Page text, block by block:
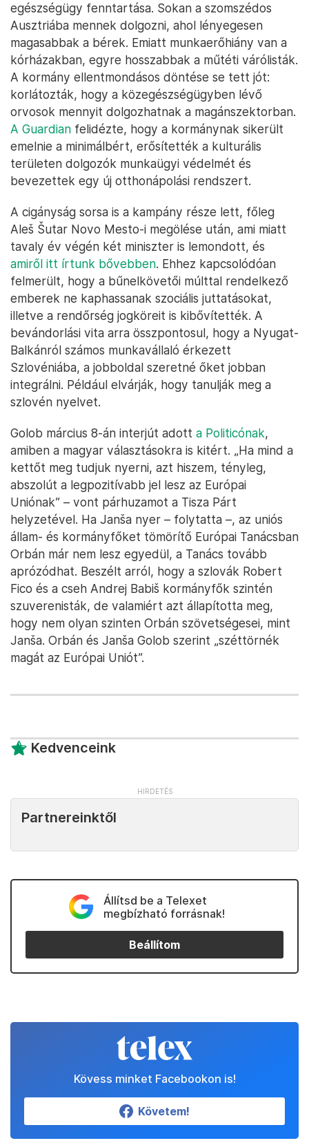
egészségügy fenntartása. Sokan a szomszédos
Ausztriába mennek dolgozni, ahol lényegesen
magasabbak a bérek. Emiatt munkaerőhiány van a
kórházakban, egyre hosszabbak a műtéti várólisták.
A kormány ellentmondásos döntése se tett jót:
korlátozták, hogy a közegészségügyben lévő
orvosok mennyit dolgozhatnak a magánszektorban.
A Guardian felidézte, hogy a kormánynak sikerült
emelnie a minimálbért, erősítették a kulturális
területen dolgozók munkaügyi védelmét és
bevezettek egy új otthonápolási rendszert.
A cigányság sorsa is a kampány része lett, főleg
Aleš Šutar Novo Mesto-i megölése után, ami miatt
tavaly év végén két miniszter is lemondott, és
amiről itt írtunk bővebben. Ehhez kapcsolódóan
felmerült, hogy a bűnelkövetői múlttal rendelkező
emberek ne kaphassanak szociális juttatásokat,
illetve a rendőrség jogköreit is kibővítették. A
bevándorlási vita arra összpontosul, hogy a Nyugat-
Balkánról számos munkavállaló érkezett
Szlovéniába, a jobboldal szeretné őket jobban
integrálni. Például elvárják, hogy tanulják meg a
szlovén nyelvet.
Golob március 8-án interjút adott a Politicónak,
amiben a magyar választásokra is kitért. „Ha mind a
kettőt meg tudjuk nyerni, azt hiszem, tényleg,
abszolút a legpozitívabb jel lesz az Európai
Uniónak” – vont párhuzamot a Tisza Párt
helyzetével. Ha Janša nyer – folytatta –, az uniós
állam- és kormányfőket tömörítő Európai Tanácsban
Orbán már nem lesz egyedül, a Tanács tovább
aprózódhat. Beszélt arról, hogy a szlovák Robert
Fico és a cseh Andrej Babiš kormányfők szintén
szuverenisták, de valamiért azt állapította meg,
hogy nem olyan szinten Orbán szövetségesei, mint
Janša. Orbán és Janša Golob szerint „széttörnék
magát az Európai Uniót”.
Kedvenceink
Partnereinktől
Állítsd be a Telexet
megbízható forrásnak!
Beállítom
Kövess minket Facebookon is!
Követem!